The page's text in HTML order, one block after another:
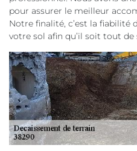
pour assurer le meilleur
Notre finalité, c’est la fiabilité
votre sol afin qu’il soit tout de